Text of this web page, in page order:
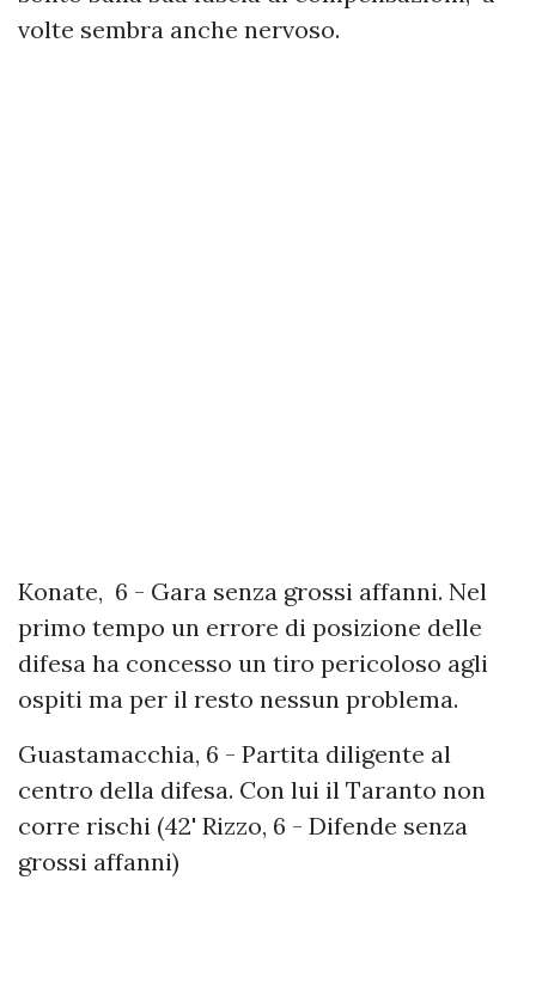
volte sembra anche nervoso.
Konate, 6 - Gara senza grossi affanni. Nel
primo tempo un errore di posizione delle
difesa ha concesso un tiro pericoloso agli
ospiti ma per il resto nessun problema.
Guastamacchia, 6 - Partita diligente al
centro della difesa. Con lui il Taranto non
corre rischi (42' Rizzo, 6 - Difende senza
grossi affanni)